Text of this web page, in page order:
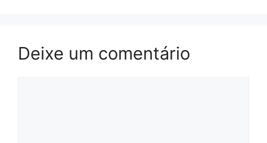
Deixe um comentário